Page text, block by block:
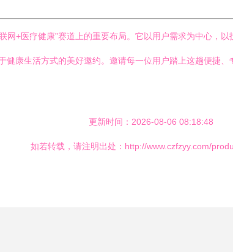
网+医疗健康”赛道上的重要布局。它以用户需求为中心，
康生活方式的美好邀约。邀请每一位用户踏上这趟便捷
更新时间：2026-08-06 08:18:48
如若转载，请注明出处：http://www.czfzyy.com/